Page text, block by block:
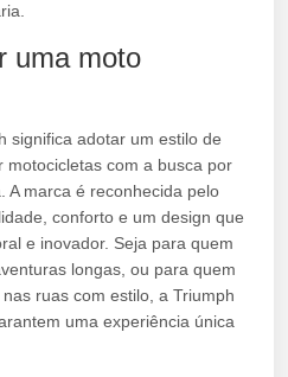
uma moto
significa adotar um estilo de
motocicletas com a busca por
A marca é reconhecida pelo
conforto e um design que
e inovador. Seja para quem
longas, ou para quem
ruas com estilo, a Triumph
uma experiência única